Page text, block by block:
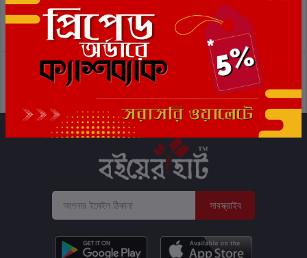
শর্তাবলী প্রত্যাবর্তন নীতিমালা
গোপনীয়তা নীতি
সাবস্ক্রাইব